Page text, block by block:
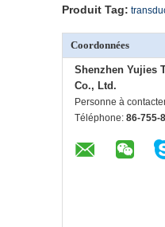
Produit Tag:
Coordonnées
Shenzhen Yujies
Co., Ltd.
Personne à
Téléphone: 86-755-